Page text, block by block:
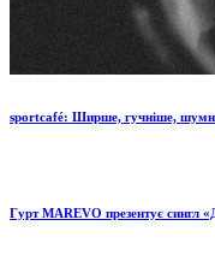
sportcafé: Ширше, гучніше,
Гурт MAREVO презентує сингл